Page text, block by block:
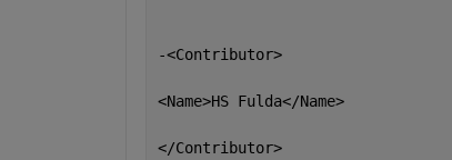
-<Contributor>
<Name>HS Fulda</Name>
</Contributor>